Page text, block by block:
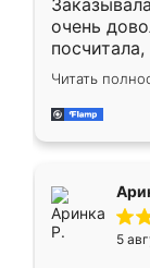
очень
Замерщик
делу со
за день,
Читать
5